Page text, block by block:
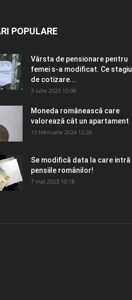
POPULARE
Vârsta de pensionare pentru
femei s-a modificat. Ce stagiu
de cotizare...
3 iulie 2023 10:06
Moneda românească care
valorează cât un apartament
13 februarie 2024 12:26
Se modifică data la care intră
pensiile românilor!
7 mai 2023 10:18